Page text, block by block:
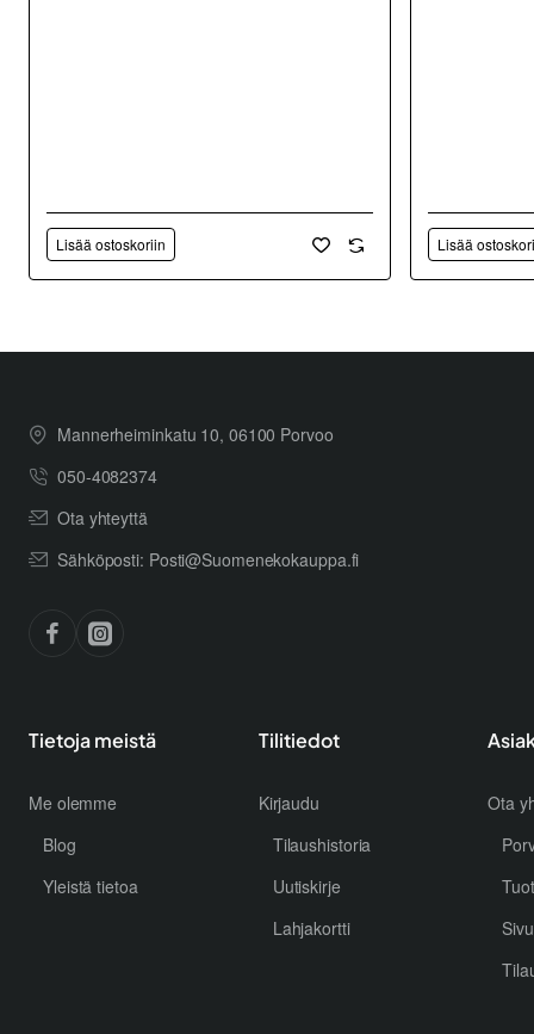
Lisää ostoskoriin Lisää
Mannerheiminkatu 10, 06100 Porvoo
050-4082374
Ota yhteyttä
Sähköposti: Posti@Suomenekokauppa.fi
Tietoja meistä
Me olemme
Blog
Yleistä tietoa
Tilitiedot
Kirjaudu
Tilaushistoria
Uutiskirje
Lahjakortti
Ota